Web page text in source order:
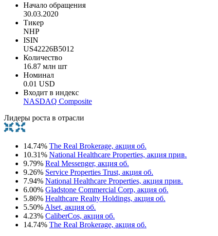
Начало обращения
30.03.2020
Тикер
NHP
ISIN
US42226B5012
Количество
16.87 млн шт
Номинал
0.01 USD
Входит в индекс
NASDAQ Composite
Лидеры роста в отрасли
14.74% The Real Brokerage, акция об.
10.31% National Healthcare Properties, акция прив.
9.79% Real Messenger, акция об.
9.26% Service Properties Trust, акция об.
7.94% National Healthcare Properties, акция прив.
6.00% Gladstone Commercial Corp, акция об.
5.86% Healthcare Realty Holdings, акция об.
5.50% Alset, акция об.
4.23% CaliberCos, акция об.
14.74% The Real Brokerage, акция об.